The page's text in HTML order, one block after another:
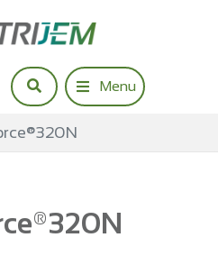
RechercherMenu
Navigation